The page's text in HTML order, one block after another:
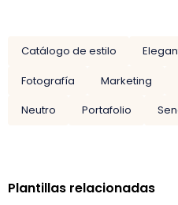
Catálogo de estilo
Fotografía
Marketing
Neutro
Portafolio
Plantillas relacionadas